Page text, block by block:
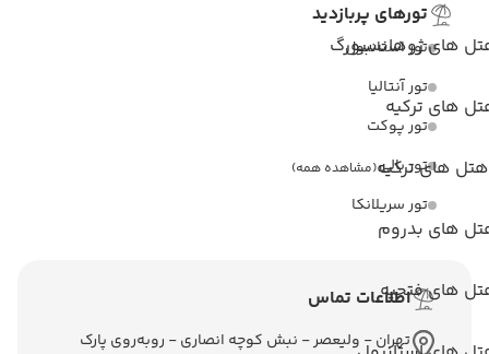
های ژوهانسبورگ
های ترکیه
هتل های ترکیه(مشاهده همه)
های بدروم
های فتحیه
تورهای پربازدید
تور استانبول
تور آنتالیا
تور پوکت
تور بالی
تور سریلانکا
اطلاعات تماس
تهران - ولیعصر - نبش کوچه انصاری - روبه‌روی پارک